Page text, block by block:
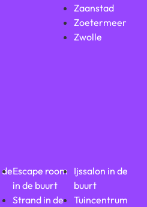
Zaanstad
Zoetermeer
Zwolle
Escape room
in de buurt
Strand in de
Ijssalon in de
buurt
Tuincentrum